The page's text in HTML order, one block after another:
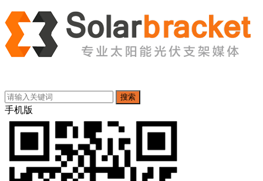
搜索
手机版